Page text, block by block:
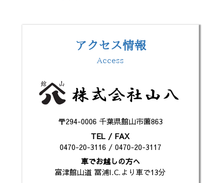
アクセス情報
Access
〒294-0006 千葉県館山市薗863
TEL / FAX
0470-20-3116 / 0470-20-3117
車でお越しの方へ
富津館山道 冨浦I.C.より車で13分